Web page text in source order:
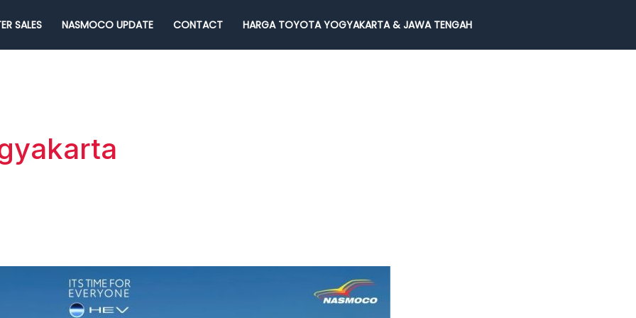
SALES NASMOCO UPDATE CONTACT HARGA TOYOTA YOGYAKARTA & JAWA TENGAH